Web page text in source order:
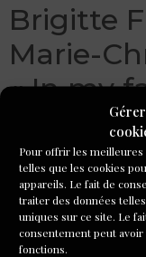
Pour offrir les
telles que les cookies
appareils. Le fait de
traiter des données
uniques sur ce site. Le
consentement peut
fonctions.
Brigitte
Marie-
« In my